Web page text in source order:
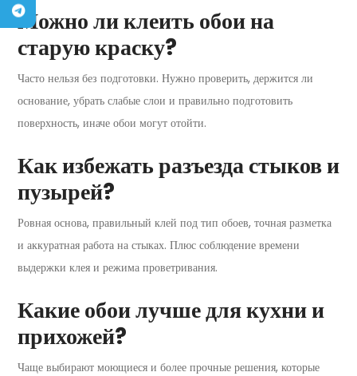
Можно ли клеить обои на
старую краску?
Часто нельзя без подготовки. Нужно проверить, держится ли
основание, убрать слабые слои и правильно подготовить
поверхность, иначе обои могут отойти.
Как избежать разъезда стыков и
пузырей?
Ровная основа, правильный клей под тип обоев, точная разметка
и аккуратная работа на стыках. Плюс соблюдение времени
выдержки клея и режима проветривания.
Какие обои лучше для кухни и
прихожей?
Чаще выбирают моющиеся и более прочные решения, которые